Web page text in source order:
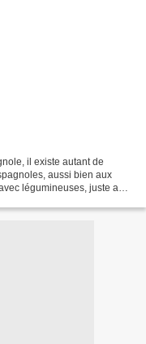
il existe autant de
aussi bien aux
légumineuses, juste aux